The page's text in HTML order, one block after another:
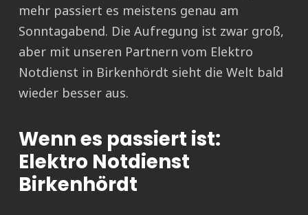
mehr passiert es meistens genau am
Sonntagabend. Die Aufregung ist zwar groß,
aber mit unseren Partnern vom Elektro
Notdienst in Birkenhördt sieht die Welt bald
wieder besser aus.
Wenn es passiert ist:
Elektro Notdienst
Birkenhördt